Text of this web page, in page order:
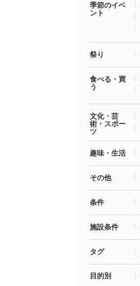
季節のイベ
ント
祭り
食べる・買
う
文化・芸
術・スポー
ツ
趣味・生活
その他
条件
施設条件
タグ
目的別